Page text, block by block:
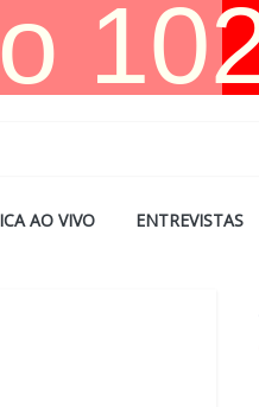
AO VIVO ENTREVISTAS